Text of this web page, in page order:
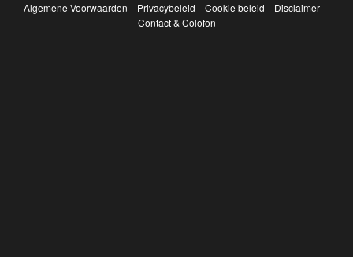
Algemene Voorwaarden Privacybeleid Cookie beleid
Disclaimer
Contact & Colofon